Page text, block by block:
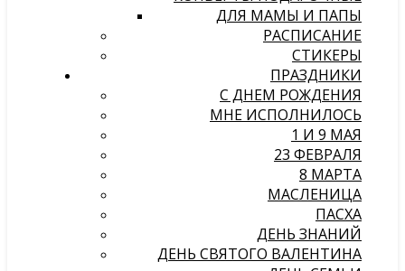
ДЛЯ МАМЫ И ПАПЫ
РАСПИСАНИЕ
СТИКЕРЫ
ПРАЗДНИКИ
С ДНЕМ РОЖДЕНИЯ
МНЕ ИСПОЛНИЛОСЬ
1 И 9 МАЯ
23 ФЕВРАЛЯ
8 МАРТА
МАСЛЕНИЦА
ПАСХА
ДЕНЬ ЗНАНИЙ
ДЕНЬ СВЯТОГО ВАЛЕНТИНА